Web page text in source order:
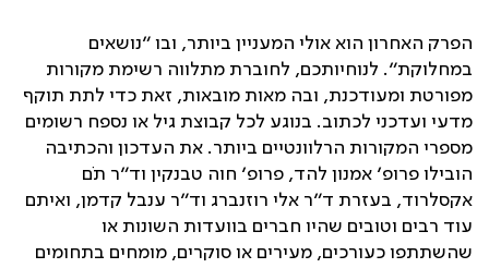
הפרק האחרון הוא אולי המעניין ביותר, ובו ”נושאים
במחלוקת“. לנוחיותכם, לחוברת מתלווה רשימת מקורות
מפורטת ומעודכנת, ובה מאות מובאות, זאת כדי לתת תוקף
מדעי ועדכני לכתוב. בנוגע לכל קבוצת גיל או נספח רשומים
מספרי המקורות הרלוונטיים ביותר. את העדכון והכתיבה
הובילו פרופ‘ אמנון להד, פרופ‘ חוה טבנקין וד“ר תֺם
אקסלרוד, בעזרת ד“ר אלי רוזנברג וד“ר ענבל קדמן, ואיתם
עוד רבים וטובים שהיו חברים בוועדות השונות או
שהשתתפו כעורכים, מעירים או סוקרים, מומחים בתחומים